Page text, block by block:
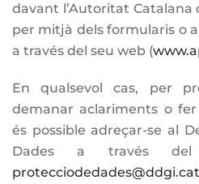
davant l’Autoritat Catalana
per mitjà dels formularis o
a través del seu web (
En qualsevol cas, per
demanar aclariments o
és possible adreçar-se al
Dades a través del
protecciodedades@ddgi.cat